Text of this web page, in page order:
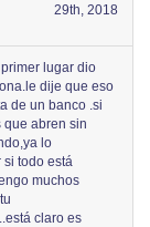
29th, 2018
lugar dio
dije que eso
de un banco .si
que abren sin
lo
si todo está
muchos
claro es